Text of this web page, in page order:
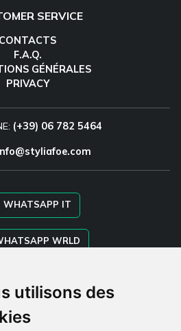
utilisons des
SERVICE
CONTACTS
F.A.Q.
GÉNÉRALES
PRIVACY
(+39) 06 782 5464
WHATSAPP IT
WRLD
SERVICES
SHOP B2B
MADE ORDERS